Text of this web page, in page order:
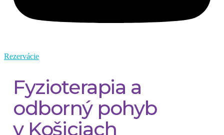
Rezervácie
Fyzioterapia a
odborný pohyb
v Košiciach